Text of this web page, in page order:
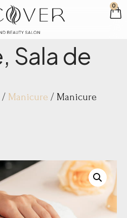
0
, Sala de
/ Manicure / Manicure